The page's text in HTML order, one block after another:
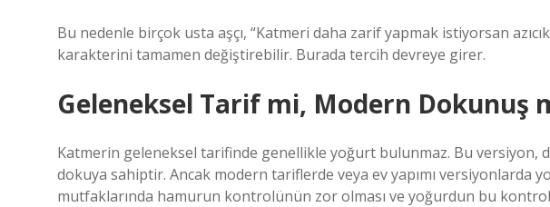
Bu nedenle birçok usta aşçı, “Katmeri daha zarif yapmak istiyorsan
karakterini tamamen değiştirebilir. Burada tercih devreye girer.
Geleneksel Tarif mi, Modern Dokunuş
Katmerin geleneksel tarifinde genellikle yoğurt bulunmaz. Bu versiyon,
dokuya sahiptir. Ancak modern tariflerde veya ev yapımı versiyonlarda
mutfaklarında hamurun kontrolünün zor olması ve yoğurdun bu